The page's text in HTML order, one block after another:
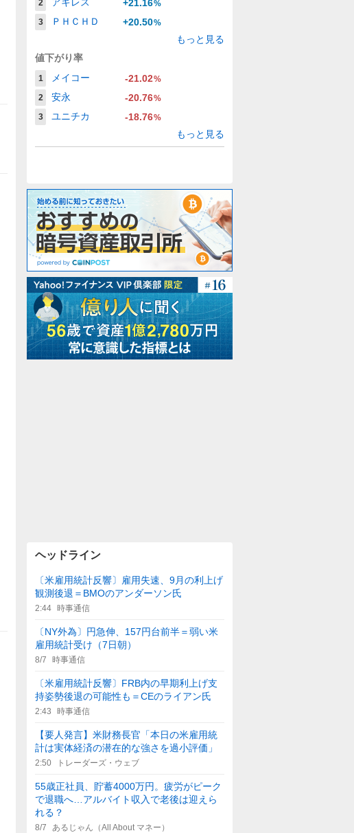
2
アキレス +21.16%
3
ＰＨＣＨＤ +20.50%
もっと見る
値下がり率
1 メイコー -21.02%
2
安永 -20.76%
3
ユニチカ -18.76%
もっと見る
ヘッドライン
〔米雇用統計反響〕雇用失速、9月の利上げ
観測後退＝BMOのアンダーソン氏
2:44 時事通信
〔NY外為〕円急伸、157円台前半＝弱い米
雇用統計受け（7日朝）
8/7 時事通信
〔米雇用統計反響〕FRB内の早期利上げ支
持姿勢後退の可能性も＝CEのライアン氏
2:43 時事通信
【要人発言】米財務長官「本日の米雇用統
計は実体経済の潜在的な強さを過小評価」
2:50 トレーダーズ・ウェブ
55歳正社員、貯蓄4000万円。疲労がピーク
で退職へ…アルバイト収入で老後は迎えら
れる？
8/7 あるじゃん（All About マネー）